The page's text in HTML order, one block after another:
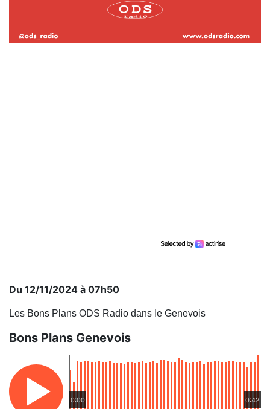
Du 12/11/2024 à 07h50
Les Bons Plans ODS Radio dans le Genevois
Bons Plans Genevois
0:00 0:42